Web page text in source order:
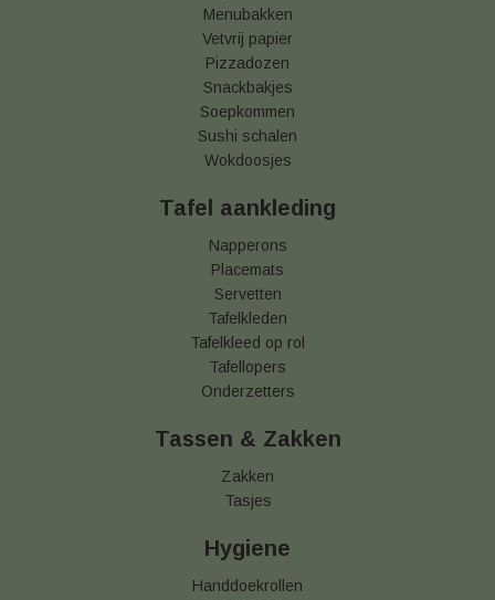
Menubakken
Vetvrij papier
Pizzadozen
Snackbakjes
Soepkommen
Sushi schalen
Wokdoosjes
Tafel aankleding
Napperons
Placemats
Servetten
Tafelkleden
Tafelkleed op rol
Tafellopers
Onderzetters
Tassen & Zakken
Zakken
Tasjes
Hygiene
Handdoekrollen